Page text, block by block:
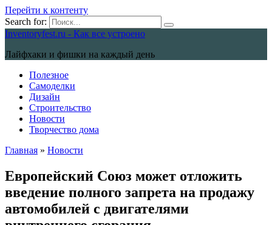
Перейти к контенту
Search for:
Inventoryfest.ru - Как все устроено
Лайфхаки и фишки на каждый день
Полезное
Самоделки
Дизайн
Строительство
Новости
Творчество дома
Главная » Новости
Европейский Союз может отложить
введение полного запрета на продажу
автомобилей с двигателями